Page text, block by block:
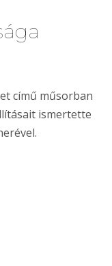
című műsorban
ismertette